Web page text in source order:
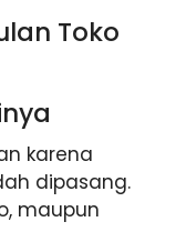
Toko
karena
dipasang.
maupun